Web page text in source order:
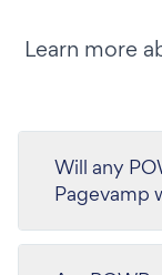
Learn more
Will any
Pagevamp